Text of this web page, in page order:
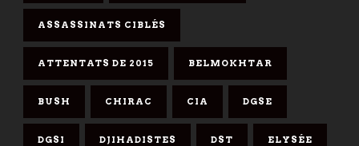
ASSASSINATS CIBLÉS
ATTENTATS DE 2015 BELMOKHTAR
BUSH CHIRAC CIA DGSE
DGSI DJIHADISTES DST ELYSÉE